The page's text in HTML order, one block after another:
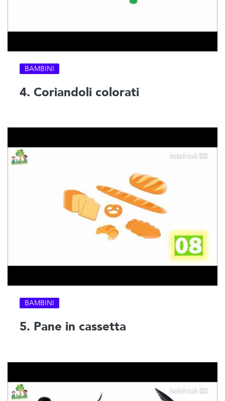
BAMBINI
4. Coriandoli colorati
BAMBINI
5. Pane in cassetta